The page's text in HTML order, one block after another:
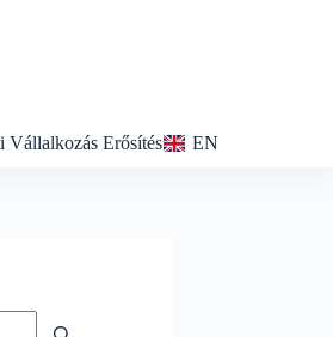
Vállalkozás Erősítés EN